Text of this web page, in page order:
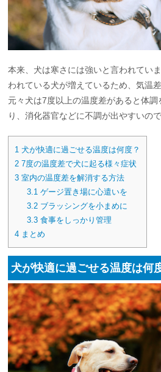
本来、犬は寒さには強いと言われてい
われている犬が増えているため、気温
元々犬は7度以上の温度差があると体
り、消化器官などに不調が出やすいの
1 犬が快適に過ごせる温度は何度？
2 7度の温度差で犬に起る様々症状
3 室内の温度差を解消する方法
3.1 ゲージ置き場に心遣いを
3.2 ブラッシングを小まめに
3.3 食事をしっかり管理
4 まとめ
犬が快適に過ごせる温度は何